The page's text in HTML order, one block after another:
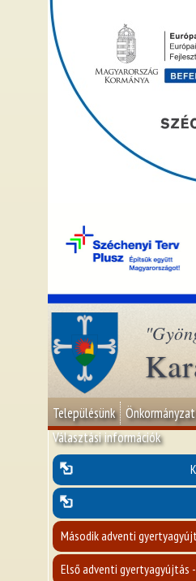
Településünk Önkormányzat
Választási információk